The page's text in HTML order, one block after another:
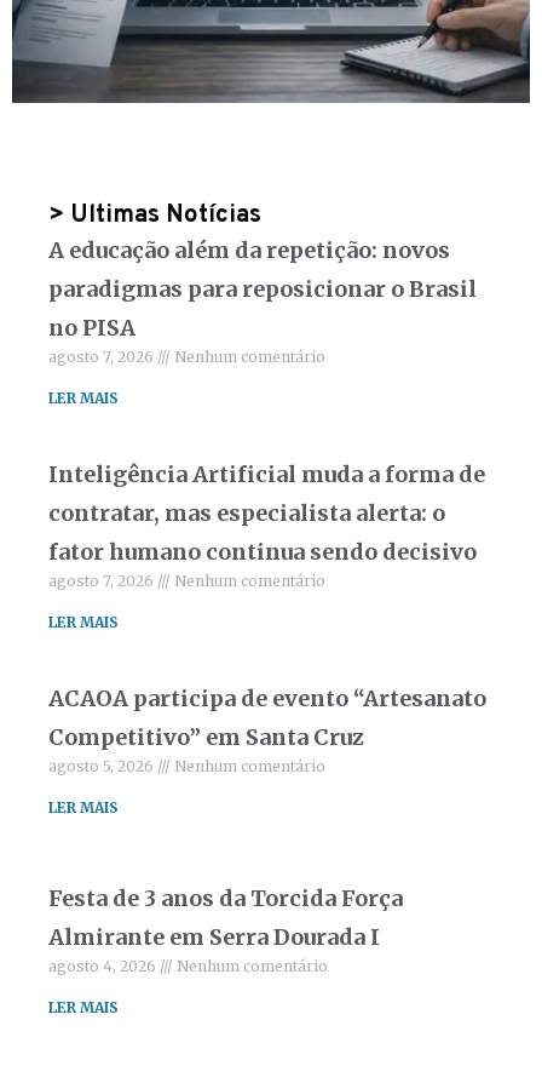
> Ultimas Notícias
A educação além da repetição: novos
paradigmas para reposicionar o Brasil
no PISA
agosto 7, 2026 Nenhum comentário
LER MAIS
Inteligência Artificial muda a forma de
contratar, mas especialista alerta: o
fator humano continua sendo decisivo
agosto 7, 2026 Nenhum comentário
LER MAIS
ACAOA participa de evento “Artesanato
Competitivo” em Santa Cruz
agosto 5, 2026 Nenhum comentário
LER MAIS
Festa de 3 anos da Torcida Força
Almirante em Serra Dourada I
agosto 4, 2026 Nenhum comentário
LER MAIS